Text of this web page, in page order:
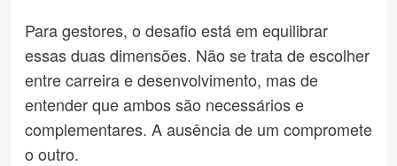
Para gestores, o desafio está em equilibrar
essas duas dimensões. Não se trata de escolher
entre carreira e desenvolvimento, mas de
entender que ambos são necessários e
complementares. A ausência de um compromete
o outro.